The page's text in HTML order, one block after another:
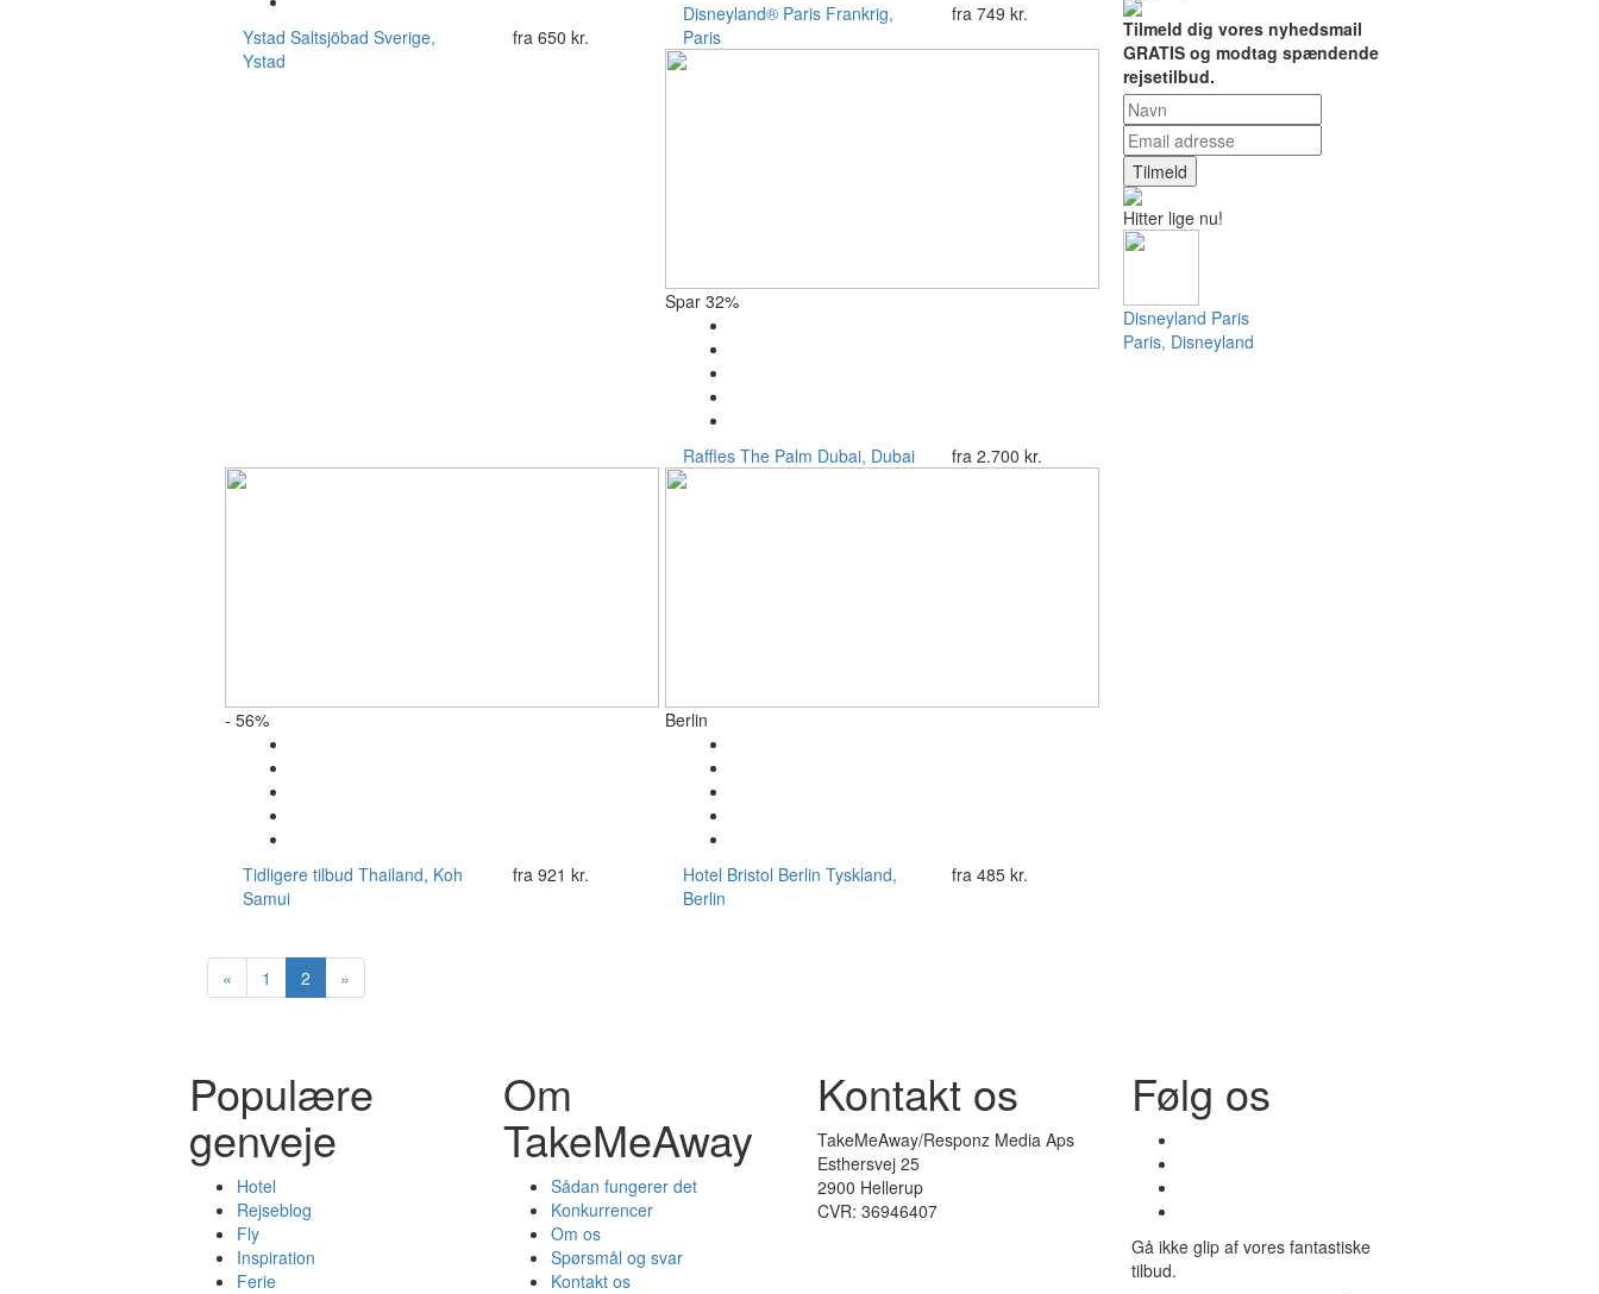
Ystad Saltsjöbad Sverige,
Ystad
fra 650 kr.
Disneyland® Paris Frankrig,
Paris
fra749 kr.
Spar 32%
Raffles The Palm Dubai, Dubai fra2.700 kr.
- 56%
Tidligere tilbud Thailand, Koh
Samui
fra 921 kr.
Berlin
Hotel Bristol Berlin Tyskland,
Berlin
fra485 kr.
« 1 2 »
Tilmeld dig vores nyhedsmail
GRATIS og modtag spændende
rejsetilbud.
Tilmeld
Hitter lige nu!
Disneyland Paris
Paris, Disneyland
Populære
genveje
Hotel
Rejseblog
Fly
Inspiration
Ferie
Om
TakeMeAway
Sådan fungerer det
Konkurrencer
Om os
Spørsmål og svar
Kontakt os
Kontakt os
TakeMeAway/Responz Media Aps
Esthersvej 25
2900 Hellerup
CVR: 36946407
Følg os
Gå ikke glip af vores fantastiske
tilbud.